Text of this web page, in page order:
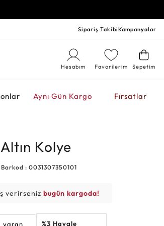
Sipariş TakibiKampanyalar
Sepetim
Favorilerim
Hesabım
Aynı Gün Kargo Fırsatlar
Kolye
Barkod : 0031307350101
verirsenizbugün kargoda!
varan
%3 Havale